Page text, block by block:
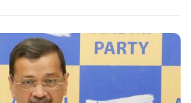
दिखने, चलने और रहने की कोशिश